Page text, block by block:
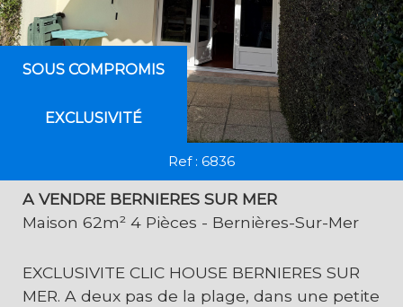
SOUS COMPROMIS
EXCLUSIVITÉ
Ref : 6836
A VENDRE BERNIERES SUR MER
Maison 62m² 4 Pièces - Bernières-Sur-Mer
EXCLUSIVITE CLIC HOUSE BERNIERES SUR
MER. A deux pas de la plage, dans une petite